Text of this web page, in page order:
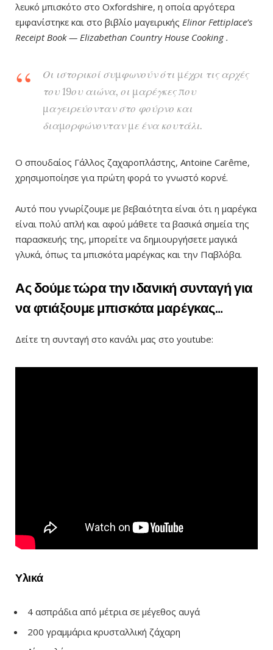
λευκό μπισκότο στο Oxfordshire, η οποία αργότερα
εμφανίστηκε και στο βιβλίο μαγειρικής Elinor Fettiplace’s
Receipt Book — Elizabethan Country House Cooking .
Οι ιστορικοί συμφωνούν ότι μέχρι τις αρχές
του 19ου αιώνα, οι μαρέγκες που
μαγειρεύονταν στο φούρνο και
διαμορφώνονταν με ένα κουτάλι.
Ο σπουδαίος Γάλλος ζαχαροπλάστης, Antoine Carême,
χρησιμοποίησε για πρώτη φορά το γνωστό κορνέ.
Αυτό που γνωρίζουμε με βεβαιότητα είναι ότι η μαρέγκα
είναι πολύ απλή και αφού μάθετε τα βασικά σημεία της
παρασκευής της, μπορείτε να δημιουργήσετε μαγικά
γλυκά, όπως τα μπισκότα μαρέγκας και την Παβλόβα.
Ας δούμε τώρα την ιδανική συνταγή για
να φτιάξουμε μπισκότα μαρέγκας…
Δείτε τη συνταγή στο κανάλι μας στο youtube:
Υλικά
4 ασπράδια από μέτρια σε μέγεθος αυγά
200 γραμμάρια κρυσταλλική ζάχαρη